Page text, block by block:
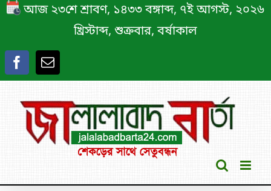
Skip
content
আজ ২৩শে শ্রাবণ, ১৪৩৩ বঙ্গাব্দ, ৭ই আগস্ট, ২০২৬
খ্রিস্টাব্দ, শুক্রবার, বর্ষাকাল